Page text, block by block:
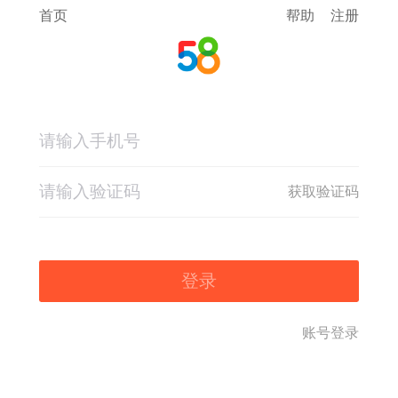
首页 帮助 注册
获取验证码
登录
账号登录